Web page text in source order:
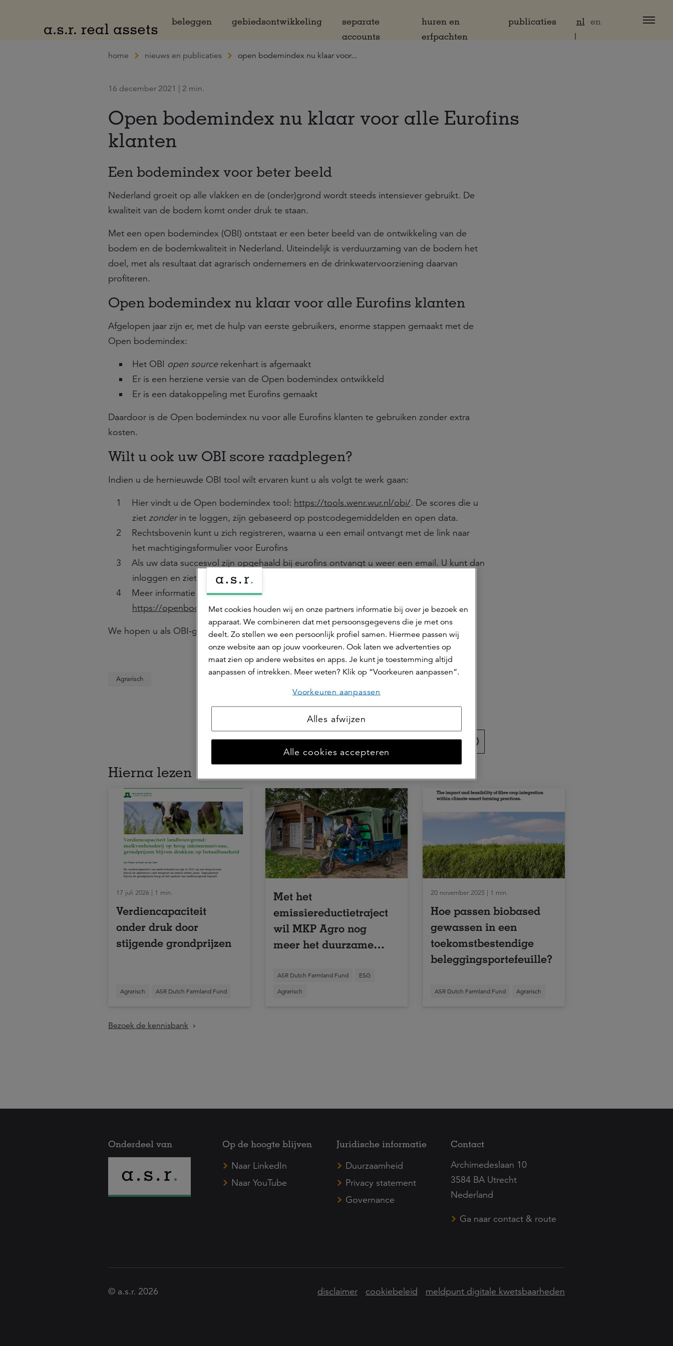
beleggen
gebiedsontwikkeling
separate
accounts
huren en
erfpachten
publicaties nl en
home nieuws en publicaties open bodemindex nu klaar voor...
16 december 2021 | 2 min.
Open bodemindex nu klaar voor alle Eurofins
klanten
Een bodemindex voor beter beeld
Nederland groeit op alle vlakken en de (onder)grond wordt steeds intensiever gebruikt. De
kwaliteit van de bodem komt onder druk te staan.
Met een open bodemindex (OBI) ontstaat er een beter beeld van de ontwikkeling van de
bodem en de bodemkwaliteit in Nederland. Uiteindelijk is verduurzaming van de bodem het
doel, met als resultaat dat agrarisch ondernemers en de drinkwatervoorziening daarvan
profiteren.
Open bodemindex nu klaar voor alle Eurofins klanten
Afgelopen jaar zijn er, met de hulp van eerste gebruikers, enorme stappen gemaakt met de
Open bodemindex:
Het OBI open sourcerekenhart is afgemaakt
Er is een herziene versie van de Open bodemindex ontwikkeld
Er is een datakoppeling met Eurofins gemaakt
Daardoor is de Open bodemindex nu voor alle Eurofins klanten te gebruiken zonder extra
kosten.
Wilt u ook uw OBI score raadplegen?
Indien u de hernieuwde OBI tool wilt ervaren kunt u als volgt te werk gaan:
Hier vindt u de Open bodemindex tool: https://tools.wenr.wur.nl/obi/. De scores die u
ziet zonderin te loggen, zijn gebaseerd op postcodegemiddelden en open data.
Rechtsbovenin kunt u zich registreren, waarna u een email ontvangt met de link naar
het machtigingsformulier voor Eurofins
Als uw data succesvol zijn opgehaald bij eurofins ontvangt u weer een email. U kunt dan
inloggen en ziet uw OBIscore op basis van uw eigen specifieke gegevens.
Meer informatie over de open bodemindex vindt u op de website
https://openbodemindex.nl/doe-mee/
We hopen u als OBI-gebruiker te kunnen verwelkomen.
Agrarisch
Hierna lezen
17 juli 2026 | 1 min.
Verdiencapaciteit
onder druk door
stijgende grondprijzen
Agrarisch ASR Dutch Farmland Fund
Met het
emissiereductietraject
wil MKP Agro nog
meer het duurzame
ASR Dutch Farmland Fund ESG
Agrarisch
20 november 2025 | 1 min.
Hoe passen biobased
gewassen in een
toekomstbestendige
beleggingsportefeuille?
ASR Dutch Farmland Fund Agrarisch
Bezoek de kennisbank
Onderdeel van
Op de hoogte blijven
Naar LinkedIn
Naar YouTube
Juridische informatie
Duurzaamheid
Privacy statement
Governance
Contact
Archimedeslaan 10
3584 BA Utrecht
Nederland
Ga naar contact & route
© a.s.r. 2026 disclaimer cookiebeleid meldpunt digitale kwetsbaarheden
Met cookies houden wij en onze partners informatie bij over je bezoek en
apparaat. We combineren dat met persoonsgegevens die je met ons
deelt. Zo stellen we een persoonlijk profiel samen. Hiermee passen wij
onze website aan op jouw voorkeuren. Ook laten we advertenties op
maat zien op andere websites en apps. Je kunt je toestemming altijd
aanpassen of intrekken. Meer weten? Klik op “Voorkeuren aanpassen”.
Voorkeuren aanpassen
Alles afwijzen
Alle cookies accepteren